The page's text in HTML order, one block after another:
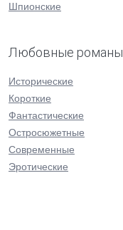
Шпионские
Любовные романы
Исторические
Короткие
Фантастические
Остросюжетные
Современные
Эротические